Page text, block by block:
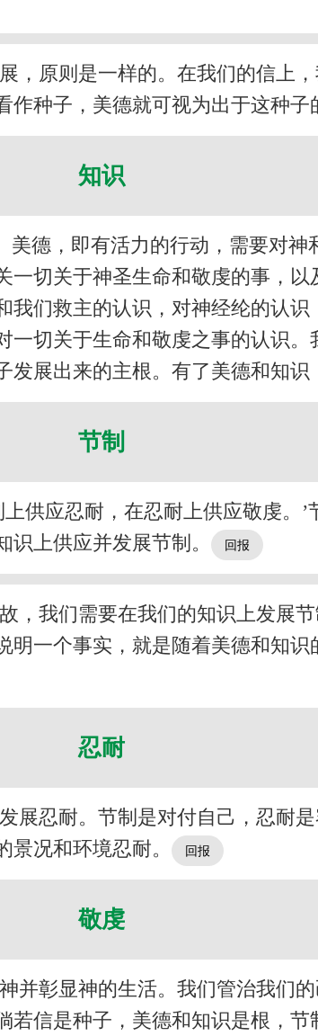
，原则是一样的。在我们的信上
种子，美德就可视为出于这种子
知识
美德，即有活力的行动，需要对
切关于神圣生命和敬虔的事，
们救主的认识，对神经纶的认识
切关于生命和敬虔之事的认识
展出来的主根。有了美德和知识
节制
供应忍耐，在忍耐上供应敬虔。
上供应并发展节制。
，我们需要在我们的知识上发展
一个事实，就是随着美德和知识
忍耐
展忍耐。节制是对付自己，忍耐
况和环境忍耐。
敬虔
并彰显神的生活。我们管治我们
信是种子，美德和知识是根，